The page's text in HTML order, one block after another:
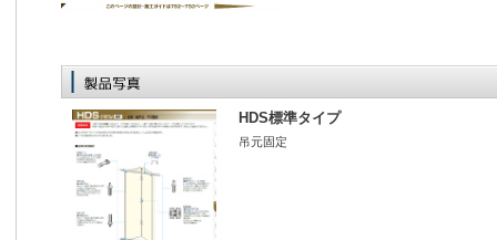
HDS標準タイプ
吊元固定